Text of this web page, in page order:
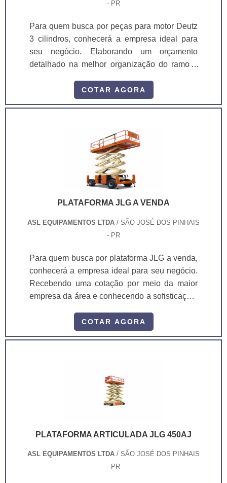
- PR
Para quem busca por peças para motor Deutz
3 cilindros, conhecerá a empresa ideal para
seu negócio. Elaborando um orçamento
detalhado na melhor organização do ramo e
Quando a busca é por peças para motor Deutz
3 cilindros, com a melhor mão de obra da ASL
INFORMAÇÕES SOBRE PEÇAS PARA
COTAR AGORA
PLATAFORMA JLG A VENDA
ASL EQUIPAMENTOS LTDA / SÃO JOSÉ DOS PINHAIS
- PR
Para quem busca por plataforma JLG a venda,
conhecerá a empresa ideal para seu negócio.
Recebendo uma cotação por meio da maior
empresa da área e conhecendo a sofisticação,
INFORMAÇÕES INTERESSANTES SOBRE
PLATAFORMA JLG A VENDA Se alguém
com alto know-how em plataformas...
COTAR AGORA
PLATAFORMA ARTICULADA JLG 450AJ
ASL EQUIPAMENTOS LTDA / SÃO JOSÉ DOS PINHAIS
- PR